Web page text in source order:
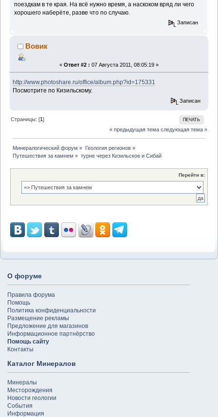
поездкам в те края. На всё нужно время, а наскоком вряд ли чего
хорошего наберёте, разве что по случаю.
Записан
Вовик
« Ответ #2 : 07 Августа 2011, 08:05:19 »
http://www.photoshare.ru/office/album.php?id=175331
Посмотрите по Кизильскому.
Записан
ПЕЧАТЬ
Страницы: [1]
« предыдущая тема следующая тема »
Минералогический форум » Геология регионов»
Путешествия за камнем » турне через Кизильское и Сибай
Перейти в:
О форуме
Правила форума
Помощь
Политика конфиденциальности
Размещение рекламы
Предложение для магазинов
Информационное партнёрство
Помощь сайту
Контакты
Каталог Минералов
Минералы
Месторождения
Новости геологии
События
Информация